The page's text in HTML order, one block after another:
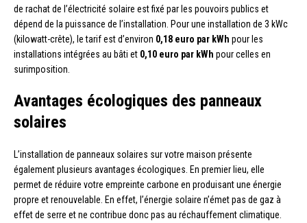
de rachat de l’électricité solaire est fixé par les pouvoirs publics et
dépend de la puissance de l’installation. Pour une installation de 3 kWc
(kilowatt-crête), le tarif est d’environ 0,18 euro par kWh pour les
installations intégrées au bâti et 0,10 euro par kWh pour celles en
surimposition.
Avantages écologiques des panneaux
solaires
L’installation de panneaux solaires sur votre maison présente
également plusieurs avantages écologiques. En premier lieu, elle
permet de réduire votre empreinte carbone en produisant une énergie
propre et renouvelable. En effet, l’énergie solaire n’émet pas de gaz à
effet de serre et ne contribue donc pas au réchauffement climatique.